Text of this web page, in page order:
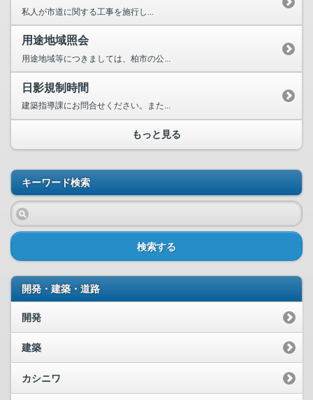
私人が市道に関する工事を施行し...
用途地域照会
用途地域等につきましては、柏市の公...
日影規制時間
建築指導課にお問合せください。また...
もっと見る
キーワード検索
検索する
開発・建築・道路
開発
建築
カシニワ